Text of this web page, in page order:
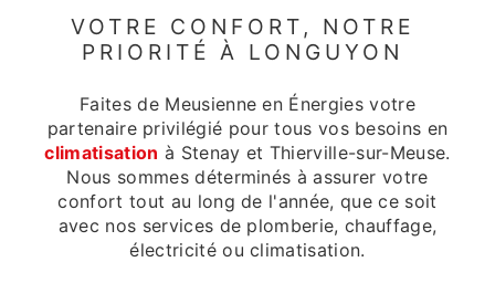
VOTRE CONFORT, NOTRE
PRIORITÉ À LONGUYON
Faites de Meusienne en Énergies votre
partenaire privilégié pour tous vos besoins en
climatisation à Stenay et Thierville-sur-Meuse.
Nous sommes déterminés à assurer votre
confort tout au long de l'année, que ce soit
avec nos services de plomberie, chauffage,
électricité ou climatisation.